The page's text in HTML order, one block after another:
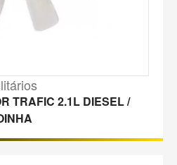
TRAFIC 2.1L DIESEL /